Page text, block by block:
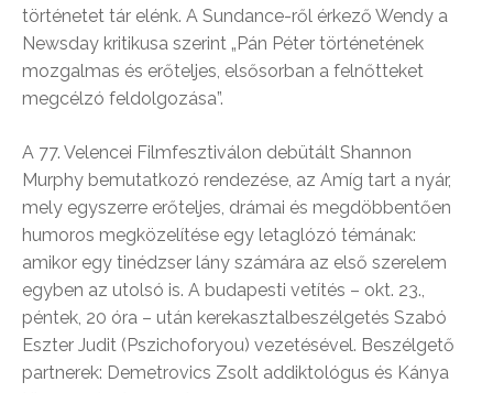
történetet tár elénk. A Sundance-ről érkező Wendy a
Newsday kritikusa szerint „Pán Péter történetének
mozgalmas és erőteljes, elsősorban a felnőtteket
megcélzó feldolgozása”.
A 77. Velencei Filmfesztiválon debütált Shannon
Murphy bemutatkozó rendezése, az Amíg tart a nyár,
mely egyszerre erőteljes, drámai és megdöbbentően
humoros megközelítése egy letaglózó témának:
amikor egy tinédzser lány számára az első szerelem
egyben az utolsó is. A budapesti vetítés – okt. 23.,
péntek, 20 óra – után kerekasztalbeszélgetés Szabó
Eszter Judit (Pszichoforyou) vezetésével. Beszélgető
partnerek: Demetrovics Zsolt addiktológus és Kánya